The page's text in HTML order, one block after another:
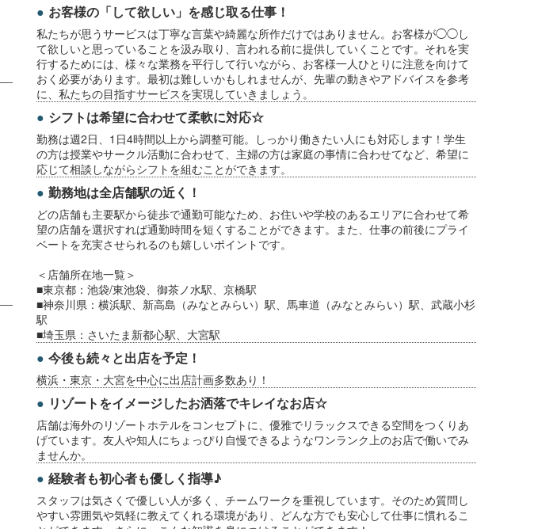
お客様の「して欲しい」を感じ取る仕事！
私たちが思うサービスは丁寧な言葉や綺麗な所作だけではありません。お客様が◯◯し
て欲しいと思っていることを汲み取り、言われる前に提供していくことです。それを実
行するためには、様々な業務を平行して行いながら、お客様一人ひとりに注意を向けて
おく必要があります。最初は難しいかもしれませんが、先輩の動きやアドバイスを参考
に、私たちの目指すサービスを実現していきましょう。
シフトは希望に合わせて柔軟に対応☆
勤務は週2日、1日4時間以上から調整可能。しっかり働きたい人にも対応します！学生
の方は授業やサークル活動に合わせて、主婦の方は家庭の事情に合わせてなど、希望に
応じて相談しながらシフトを組むことができます。
勤務地は全店舗駅の近く！
どの店舗も主要駅から徒歩で通勤可能なため、お住いや学校のあるエリアに合わせて希
望の店舗を選択すれば通勤時間を短くすることができます。また、仕事の前後にプライ
ベートを充実させられるのも嬉しいポイントです。
＜店舗所在地一覧＞
■東京都：池袋/東池袋、御茶ノ水駅、京橋駅
■神奈川県：横浜駅、新高島（みなとみらい）駅、馬車道（みなとみらい）駅、武蔵小杉
駅
■埼玉県：さいたま新都心駅、大宮駅
今後も続々と出店を予定！
横浜・東京・大宮を中心に出店計画多数あり！
リゾートをイメージしたお洒落でキレイなお店☆
店舗は海外のリゾートホテルをコンセプトに、優雅でリラックスできる空間をつくりあ
げています。友人や知人にちょっぴり自慢できるようなワンランク上のお店で働いでみ
ませんか。
経験者も初心者も優しく指導♪
スタッフは気さくで優しい人が多く、チームワークを重視しています。そのため質問し
やすい雰囲気や気軽に教えてくれる環境があり、どんな方でも安心して仕事に慣れるこ